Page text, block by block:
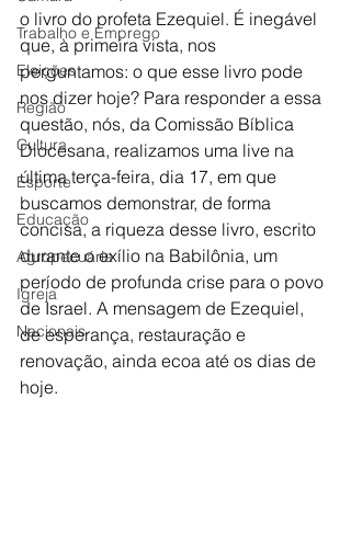
Trabalho e Emprego
Eleições
Região
Cultura
Esporte
Educação
Agropecuária
Igreja
Nacionais
o livro do profeta Ezequiel. É inegável
que, à primeira vista, nos
perguntamos: o que esse livro pode
nos dizer hoje? Para responder a essa
questão, nós, da Comissão Bíblica
Diocesana, realizamos uma live na
última terça-feira, dia 17, em que
buscamos demonstrar, de forma
concisa, a riqueza desse livro, escrito
durante o exílio na Babilônia, um
período de profunda crise para o povo
de Israel. A mensagem de Ezequiel,
de esperança, restauração e
renovação, ainda ecoa até os dias de
hoje.